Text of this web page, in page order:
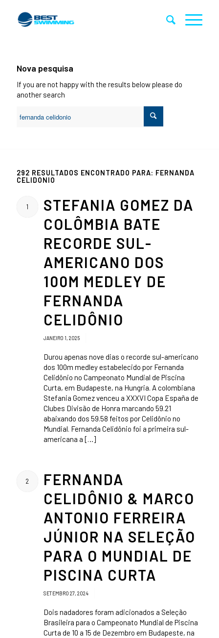
Nova pesquisa
If you are not happy with the results below please do
another search
292 RESULTADOS ENCONTRADO PARA: FERNANDA
CELIDONIO
1
STEFANIA GOMEZ DA
COLÔMBIA BATE
RECORDE SUL-
AMERICANO DOS
100M MEDLEY DE
FERNANDA
CELIDÔNIO
JANEIRO 1, 2025
Durou apenas nove dias o recorde sul-americano
dos 100m medley estabelecido por Fernanda
Celidônio no Campeonato Mundial de Piscina
Curta, em Budapeste, na Hungria. A colombiana
Stefania Gomez venceu a XXXVI Copa España de
Clubes Divisão de Honra marcando 59.21
abaixando dos 59.58 feitos por Celidônio no
Mundial. Fernanda Celidônio foi a primeira sul-
americana a […]
2
FERNANDA
CELIDÔNIO & MARCO
ANTONIO FERREIRA
JÚNIOR NA SELEÇÃO
PARA O MUNDIAL DE
PISCINA CURTA
SETEMBRO 27, 2024
Dois nadadores foram adicionados a Seleção
Brasileira para o Campeonato Mundial de Piscina
Curta de 10 a 15 de Dezembro em Budapeste, na